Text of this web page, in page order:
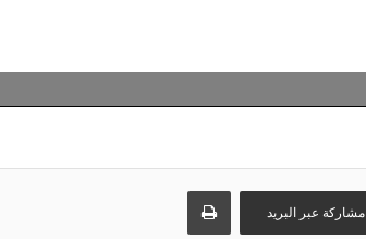
مشاركة عبر البريد
طباعة